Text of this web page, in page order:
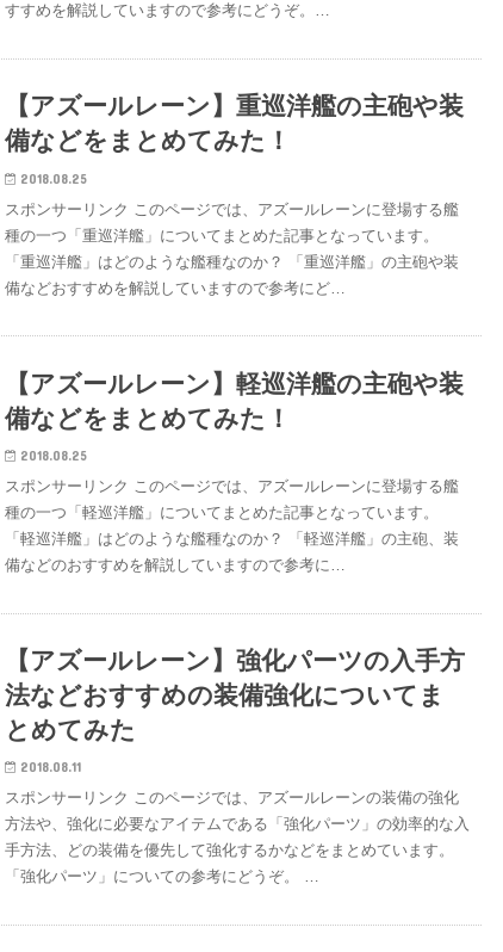
すすめを解説していますので参考にどうぞ。…
【アズールレーン】重巡洋艦の主砲や装
備などをまとめてみた！
2018.08.25
スポンサーリンク このページでは、アズールレーンに登場する艦
種の一つ「重巡洋艦」についてまとめた記事となっています。
「重巡洋艦」はどのような艦種なのか？ 「重巡洋艦」の主砲や装
備などおすすめを解説していますので参考にど…
【アズールレーン】軽巡洋艦の主砲や装
備などをまとめてみた！
2018.08.25
スポンサーリンク このページでは、アズールレーンに登場する艦
種の一つ「軽巡洋艦」についてまとめた記事となっています。
「軽巡洋艦」はどのような艦種なのか？ 「軽巡洋艦」の主砲、装
備などのおすすめを解説していますので参考に…
【アズールレーン】強化パーツの入手方
法などおすすめの装備強化についてま
とめてみた
2018.08.11
スポンサーリンク このページでは、アズールレーンの装備の強化
方法や、強化に必要なアイテムである「強化パーツ」の効率的な入
手方法、どの装備を優先して強化するかなどをまとめています。
「強化パーツ」についての参考にどうぞ。 …